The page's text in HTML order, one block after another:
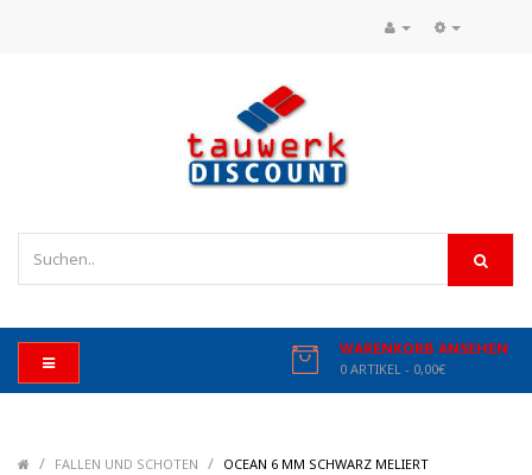
WARENKORB ANSEHEN
0 ARTIKEL - 0,00€
/ FALLEN UND SCHOTEN / OCEAN 6 MM SCHWARZ MELIERT